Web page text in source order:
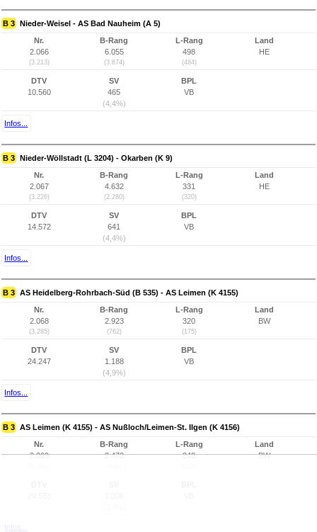
B 3 Nieder-Weisel - AS Bad Nauheim (A 5)
Nr.
2.066
(3.213)
B-Rang
6.055
(3.674)
L-Rang
498
(484)
Land
HE
DTV
10.560
SV
465
(4,4%)
BPL
VB
Infos...
B 3 Nieder-Wöllstadt (L 3204) - Okarben (K 9)
Nr.
2.067
(3.226)
B-Rang
4.632
(2.280)
L-Rang
331
(320)
Land
HE
DTV
14.572
SV
641
(4,4%)
BPL
VB
Infos...
B 3 AS Heidelberg-Rohrbach-Süd (B 535) - AS Leimen (K 4155)
Nr.
2.068
(3.285)
B-Rang
2.923
(762)
L-Rang
320
(175)
Land
BW
DTV
24.247
SV
1.188
(4,9%)
BPL
VB
Infos...
B 3 AS Leimen (K 4155) - AS Nußloch/Leimen-St. Ilgen (K 4156)
Nr.
2.069
B-Rang
2.472
L-Rang
243
Land
BW
Infos...